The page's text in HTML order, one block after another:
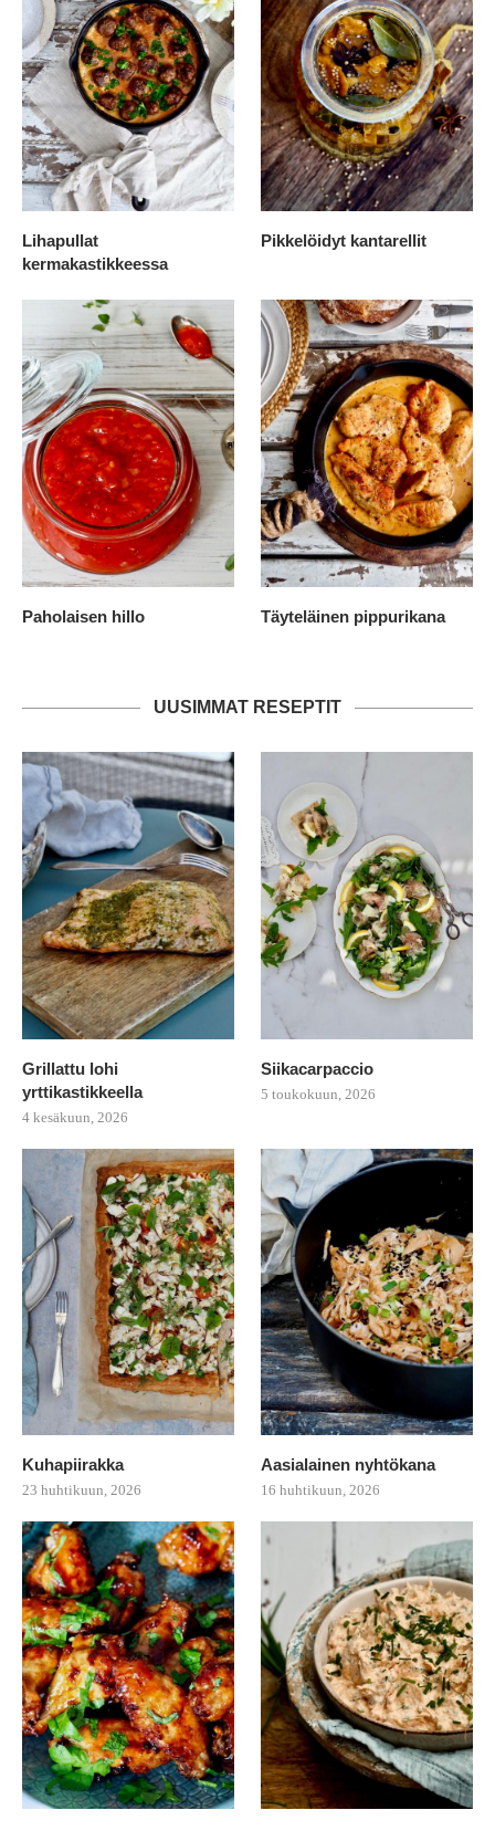
Lihapullat
kermakastikkeessa
Pikkelöidyt kantarellit
Paholaisen hillo Täyteläinen pippurikana
UUSIMMAT RESEPTIT
Grillattu lohi
yrttikastikkeella
4 kesäkuun, 2026
Siikacarpaccio
5 toukokuun, 2026
Kuhapiirakka
23 huhtikuun, 2026
Aasialainen nyhtökana
16 huhtikuun, 2026